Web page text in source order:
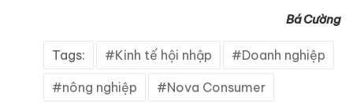
Bá Cường
Tags: Kinh tế hội nhập Doanh nghiệp
nông nghiệp Nova Consumer